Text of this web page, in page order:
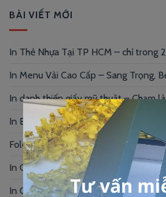
BÀI VIẾT MỚI
In Thẻ Nhựa Tại TP HCM – chỉ trong
In Menu Vải Cao Cấp – Sang Trọng,
In danh thiếp giấy mỹ thuật – Chạm
In Brochure Giá Rẻ – In Nhanh, Đẹp
Folder đựng tài liệu đẹp – Dấu ấn của
In Card Visit Đẹp – Ấn Tượng Từ Cái
In Giấy Tiêu Đề Giá Rẻ – Bí Quyết Bật